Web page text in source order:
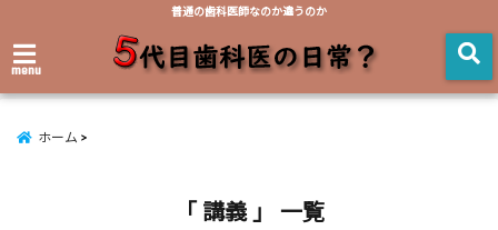
普通の歯科医師なのか違うのか
menu
ホーム
「 講義 」 一覧